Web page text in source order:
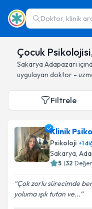
Doktor, klinik
Çocuk
Sakarya Adapazarı
uygulayan doktor -
Filtrele
Klinik
Psikoloji +1
Sakarya,
5 (32
Çok zorlu sürecimde
yoluma ışık tutan ve...